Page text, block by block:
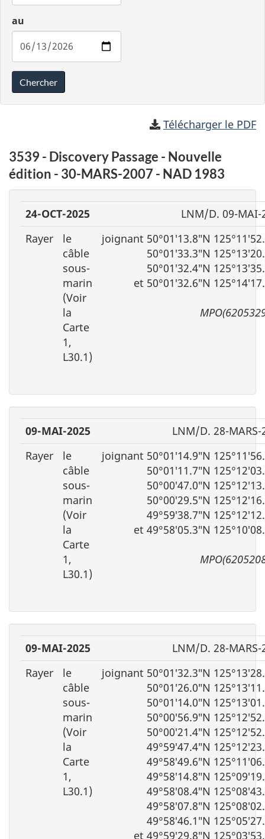
au
Chercher
Télécharger le PDF
3539 - Discovery Passage - Nouvelle
édition - 30-MARS-2007 - NAD 1983
24-OCT-2025
LNM/D. 09-MAI-
Rayer
le
câble
sous-
marin
(Voir
la
Carte
1,
L30.1)
joignant 50°01′13.8″N
50°01′33.3″N
50°01′32.4″N
et 50°01′32.6″N
09-MAI-2025
LNM/D. 28-MARS-
Rayer
le
câble
sous-
marin
(Voir
la
Carte
1,
L30.1)
joignant 50°01′14.9″N
50°01′11.7″N
50°00′47.0″N
50°00′29.5″N
49°59′38.7″N
et 49°58′05.3″N
09-MAI-2025
LNM/D. 28-MARS-
Rayer
le
câble
sous-
marin
(Voir
la
Carte
1,
L30.1)
joignant 50°01′32.3″N
50°01′26.0″N
50°01′14.0″N
50°00′56.9″N
50°00′21.4″N
49°59′47.4″N
49°58′49.6″N
49°58′14.8″N
49°58′08.4″N
49°58′07.8″N
49°58′46.1″N
et 49°59′29.8″N